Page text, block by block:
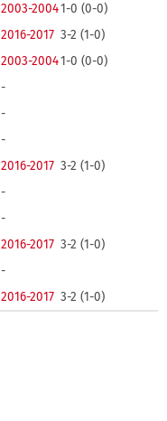
2003-20041-0 (0-0)
2016-2017 3-2 (1-0)
2003-20041-0 (0-0)
-
-
-
2016-2017 3-2 (1-0)
-
-
2016-2017 3-2 (1-0)
-
2016-2017 3-2 (1-0)